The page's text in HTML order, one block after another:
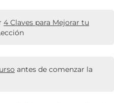
4 Claves para Mejorar tu
antes de comenzar la